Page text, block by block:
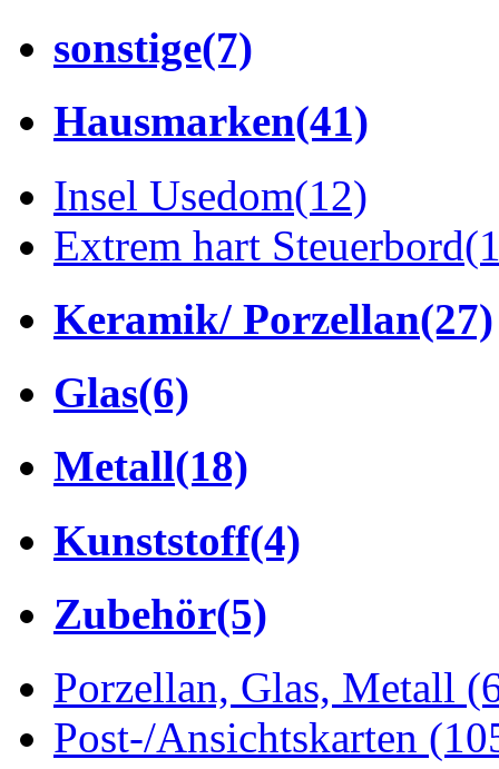
sonstige(7)
Hausmarken(41)
Insel Usedom(12)
Extrem hart Steuerbord
Keramik/ Porzellan(27)
Glas(6)
Metall(18)
Kunststoff(4)
Zubehör(5)
Porzellan, Glas, Metall
Post-/Ansichtskarten